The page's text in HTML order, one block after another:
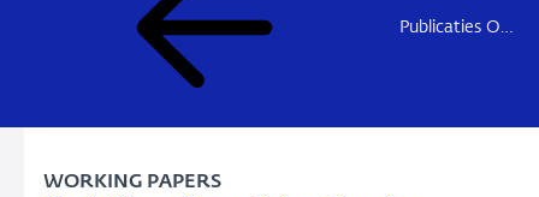
Publicaties Onderzoek
WORKING PAPERS